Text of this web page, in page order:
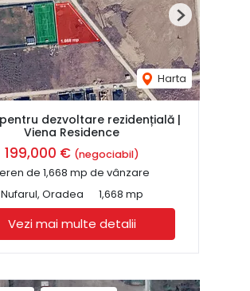
Harta
Next
dezvoltare rezidențială |
Viena Residence
199,000 € (negociabil)
de 1,668 mp de vânzare
Nufarul, Oradea
1,668 mp
Vezi mai multe detalii